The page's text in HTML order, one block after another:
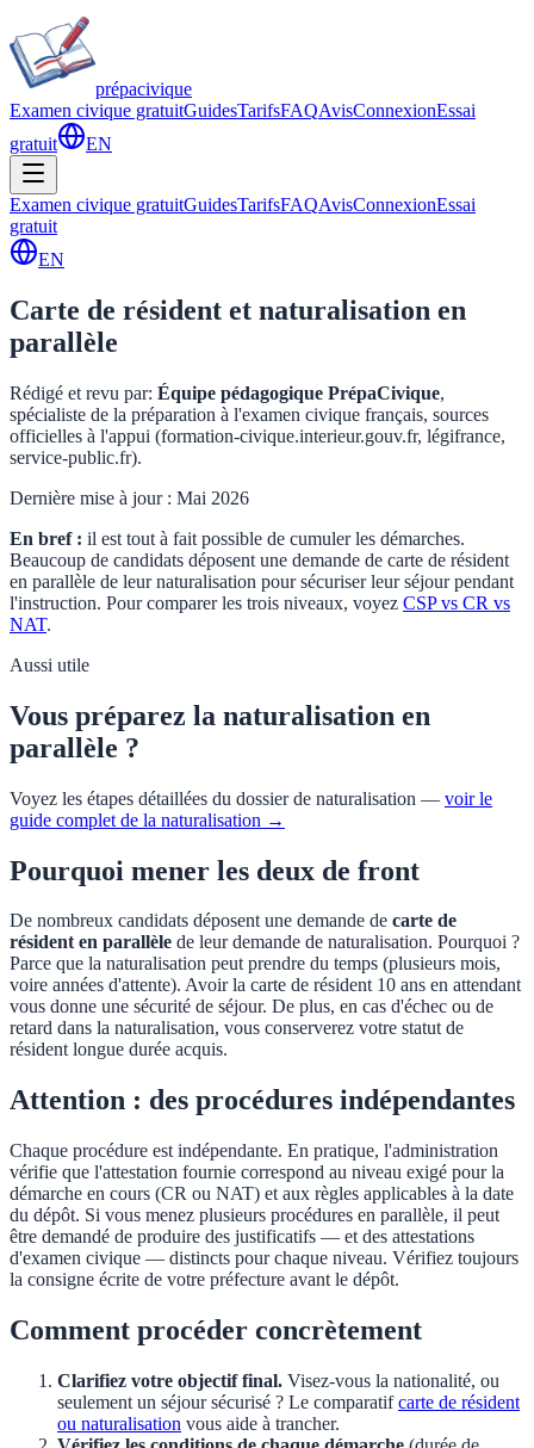
prépacivique
Examen civique gratuitGuidesTarifsFAQAvisConnexionEssai
gratuit
EN
Examen civique gratuitGuidesTarifsFAQAvisConnexionEssai
gratuit
EN
Carte de résident et naturalisation en
parallèle
Rédigé et revu par: Équipe pédagogique PrépaCivique,
spécialiste de la préparation à l'examen civique français, sources
officielles à l'appui (formation-civique.interieur.gouv.fr, légifrance,
service-public.fr).
Dernière mise à jour : Mai 2026
En bref : il est tout à fait possible de cumuler les démarches.
Beaucoup de candidats déposent une demande de carte de résident
en parallèle de leur naturalisation pour sécuriser leur séjour pendant
l'instruction. Pour comparer les trois niveaux, voyez CSP vs CR vs
NAT.
Aussi utile
Vous préparez la naturalisation en
parallèle ?
Voyez les étapes détaillées du dossier de naturalisation — voir le
guide complet de la naturalisation →
Pourquoi mener les deux de front
De nombreux candidats déposent une demande de carte de
résident en parallèle de leur demande de naturalisation. Pourquoi ?
Parce que la naturalisation peut prendre du temps (plusieurs mois,
voire années d'attente). Avoir la carte de résident 10 ans en attendant
vous donne une sécurité de séjour. De plus, en cas d'échec ou de
retard dans la naturalisation, vous conserverez votre statut de
résident longue durée acquis.
Attention : des procédures indépendantes
Chaque procédure est indépendante. En pratique, l'administration
vérifie que l'attestation fournie correspond au niveau exigé pour la
démarche en cours (CR ou NAT) et aux règles applicables à la date
du dépôt. Si vous menez plusieurs procédures en parallèle, il peut
être demandé de produire des justificatifs — et des attestations
d'examen civique — distincts pour chaque niveau. Vérifiez toujours
la consigne écrite de votre préfecture avant le dépôt.
Comment procéder concrètement
Clarifiez votre objectif final. Visez-vous la nationalité, ou
seulement un séjour sécurisé ? Le comparatifcarte de résident
ou naturalisation vous aide à trancher.